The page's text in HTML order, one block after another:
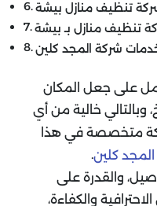
تنظيف منازل بيشة
تنظيف منازل بـ بيشة
شركة المجد كلين
على جعل المكان
وبالتالي خالية من أي
متخصصة في هذا
كلين.
والقدرة على
والكفاءة،